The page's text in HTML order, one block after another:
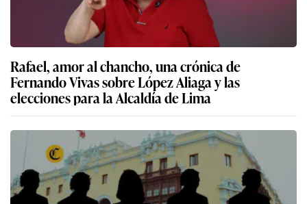
Rafael, amor al chancho, una crónica de
Fernando Vivas sobre López Aliaga y las
elecciones para la Alcaldía de Lima